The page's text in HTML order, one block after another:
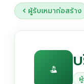
ผู้รับเหมาก่อสร้าง